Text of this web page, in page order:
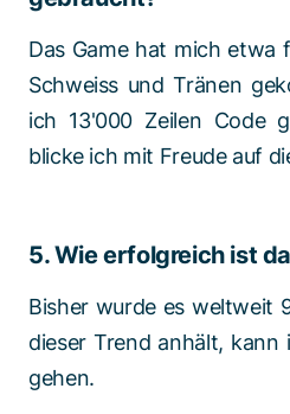
Das Game hat mich etwa
Schweiss und Tränen
ich 13'000 Zeilen Code
blicke ich mit Freude auf
5. Wie erfolgreich ist
Bisher wurde es weltweit
dieser Trend anhält,
gehen.